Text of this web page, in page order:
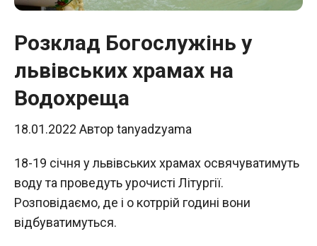
Розклад Богослужінь у
львівських храмах на
Водохреща
18.01.2022 Автор tanyadzyama
18-19 січня у львівських храмах освячуватимуть
воду та проведуть урочисті Літургії.
Розповідаємо, де і о котррій годині вони
відбуватимуться.